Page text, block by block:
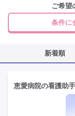
ご希望
条件に
新着順
恵愛病院の看護助